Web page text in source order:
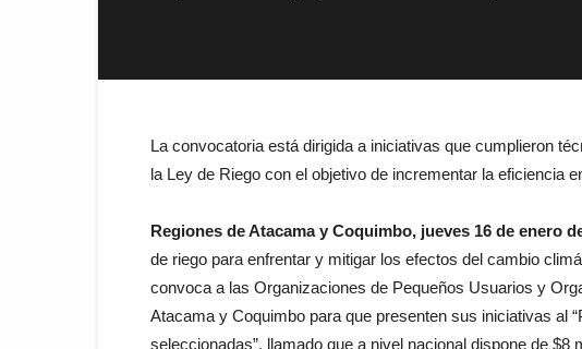
La convocatoria está dirigida a iniciativas que cumplieron
la Ley de Riego con el objetivo de incrementar la eficiencia
Regiones de Atacama y Coquimbo, jueves 16 de enero
de riego para enfrentar y mitigar los efectos del cambio
convoca a las Organizaciones de Pequeños Usuarios y
Atacama y Coquimbo para que presenten sus iniciativas al
seleccionadas”, llamado que a nivel nacional dispone de $8